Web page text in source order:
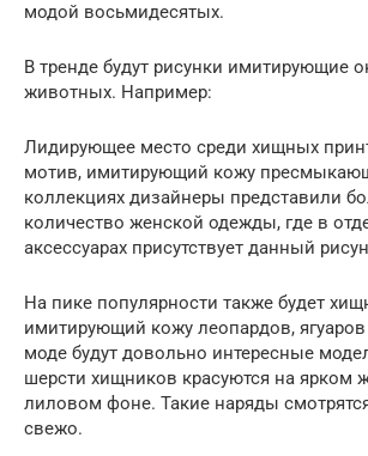
модой восьмидесятых.
В тренде будут рисунки имитирующие
животных. Например:
Лидирующее место среди хищных
мотив, имитирующий кожу
коллекциях дизайнеры представили
количество женской одежды, где в
аксессуарах присутствует данный
На пике популярности также будет
имитирующий кожу леопардов,
моде будут довольно интересные
шерсти хищников красуются на ярком
лиловом фоне. Такие наряды
свежо.